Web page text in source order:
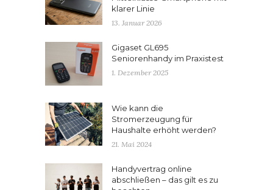
klarer Linie
13. Januar 2026
Gigaset GL695
Seniorenhandy im Praxistest
1. Dezember 2025
Wie kann die
Stromerzeugung für
Haushalte erhöht werden?
21. Mai 2024
Handyvertrag online
abschließen – das gilt es zu